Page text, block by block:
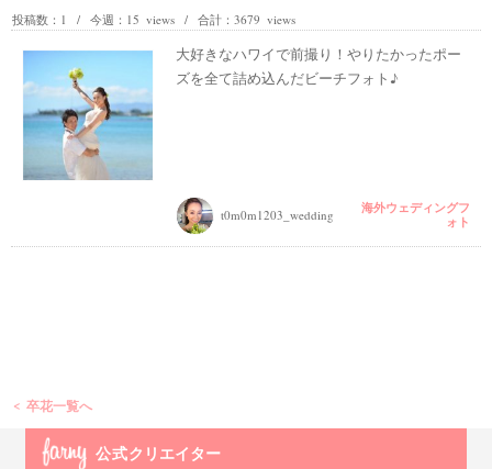
投稿数：1 / 今週：15 views / 合計：3679 views
大好きなハワイで前撮り！やりたかったポー
ズを全て詰め込んだビーチフォト♪
t0m0m1203_wedding
海外ウェディングフ
ォト
卒花一覧へ
公式クリエイター